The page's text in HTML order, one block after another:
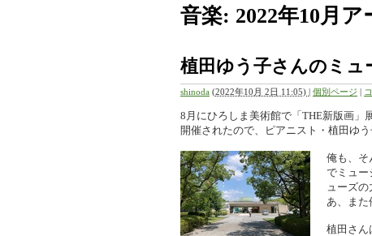
音楽: 2022年10月
植田ゆう子さんのミュ
shinoda (2022年10月 2日 11:05) | 個別ページ |
8月にひろしま美術館で「THE新版画」
開催されたので、ピアニスト・植田ゆ
俺も、そ
でミュー
ューズ
あ、また
植田さん